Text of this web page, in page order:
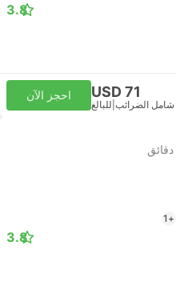
3.8
USD 71
شامل الضرائب للبالغ
احجز الآن
+1
3.8